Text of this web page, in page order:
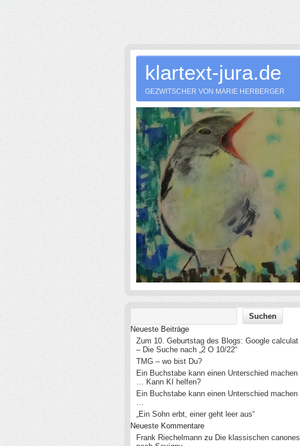
klartext-jura.de
GEZWITSCHER VON MARIE HERBERGER
Neueste Beiträge
Zum 10. Geburtstag des Blogs: Google calculat
– Die Suche nach „2 O 10/22“
TMG – wo bist Du?
Ein Buchstabe kann einen Unterschied machen
… Kann KI helfen?
Ein Buchstabe kann einen Unterschied machen
…
„Ein Sohn erbt, einer geht leer aus“
Neueste Kommentare
Frank Riechelmann zu Die klassischen canones